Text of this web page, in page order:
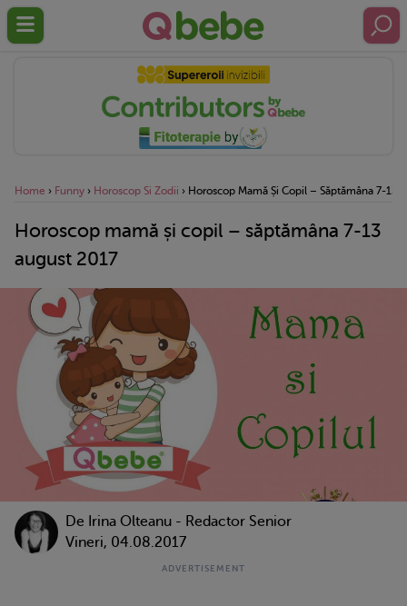
Home › Funny › Horoscop Si Zodii › Horoscop Mamă Și Copil – Săptămâna 7-13
Horoscop mamă și copil – săptămâna 7-13
august 2017
De Irina Olteanu - Redactor Senior
Vineri, 04.08.2017